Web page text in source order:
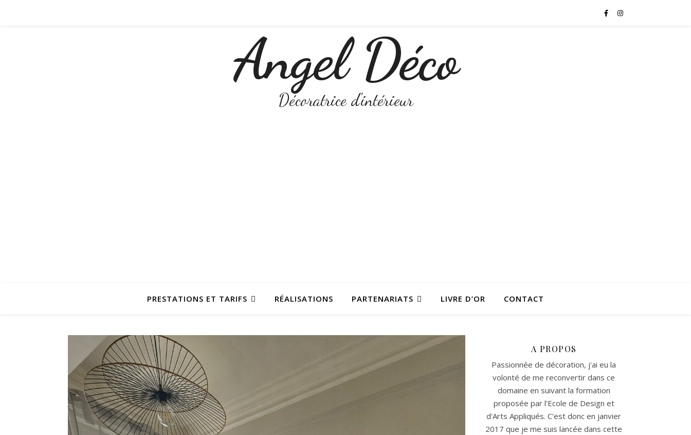
Angel Déco
Décoratrice d'intérieur
PRESTATIONS ET TARIFS RÉALISATIONS PARTENARIATS LIVRE D’OR CONTACT
A PROPOS
Passionnée de décoration, j'ai eu la
volonté de me reconvertir dans ce
domaine en suivant la formation
proposée par l'Ecole de Design et
d'Arts Appliqués. C'est donc en janvier
2017 que je me suis lancée dans cette